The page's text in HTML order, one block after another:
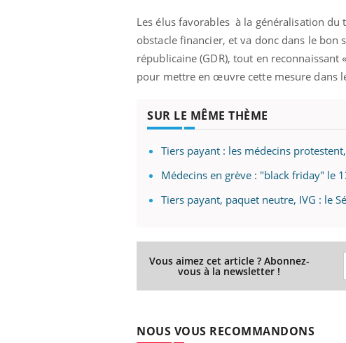
Les élus favorables à la généralisation du
obstacle financier, et va donc dans le bon
républicaine (GDR), tout en
pour mettre en œuvre cette mesure dans
SUR LE MÊME THÈME
Tiers payant : les médecins
Médecins en grève : "black friday" le
Tiers payant, paquet neutre, IVG : le
Vous aimez cet article ? Abonnez-
vous à la newsletter !
NOUS VOUS RECOMMANDONS